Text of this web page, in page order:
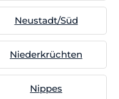
Neustadt/Süd
Niederkrüchten
Nippes